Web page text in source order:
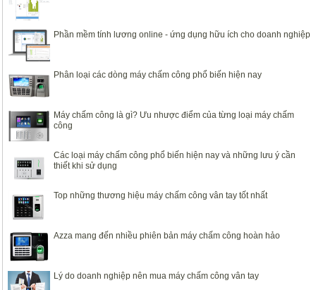
Phần mềm tính lương online - ứng dụng hữu ích cho doanh nghiệp
Phân loại các dòng máy chấm công phổ biến hiện nay
Máy chấm công là gì? Ưu nhược điểm của từng loại máy chấm
công
Các loại máy chấm công phổ biến hiện nay và những lưu ý cần
thiết khi sử dụng
Top những thương hiệu máy chấm công vân tay tốt nhất
Azza mang đến nhiều phiên bản máy chấm công hoàn hảo
Lý do doanh nghiệp nên mua máy chấm công vân tay